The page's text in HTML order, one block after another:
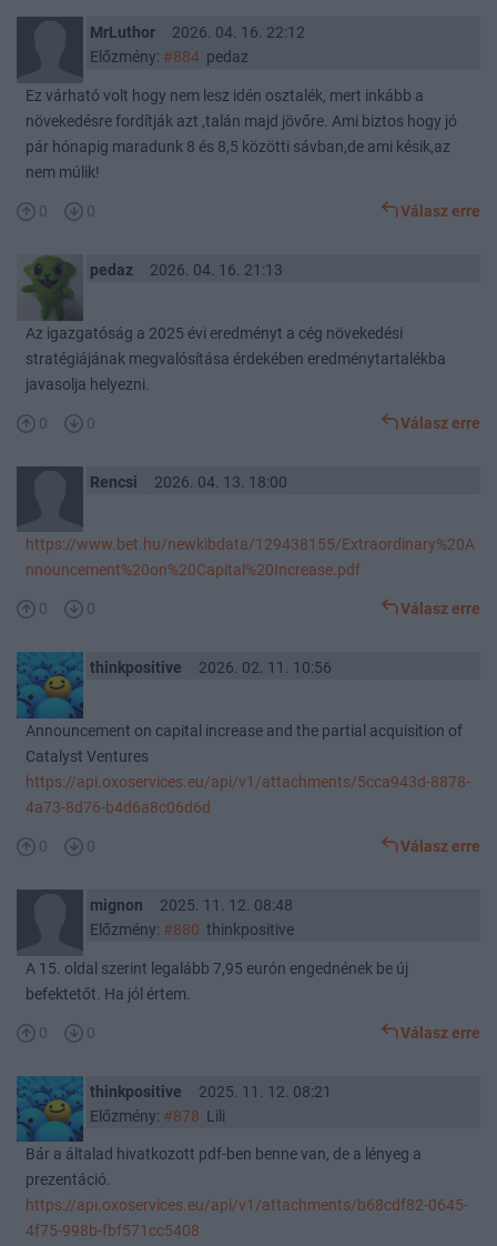
MrLuthor
2026. 04. 16. 22:12
Előzmény: #884pedaz
Ez várható volt hogy nem lesz idén osztalék, mert inkább a
növekedésre fordítják azt ,talán majd jövőre. Ami biztos hogy jó
pár hónapig maradunk 8 és 8,5 közötti sávban,de ami késik,az
nem múlik!
0 0 Válasz erre
pedaz 2026. 04. 16. 21:13
Az igazgatóság a 2025 évi eredményt a cég növekedési
stratégiájának megvalósítása érdekében eredménytartalékba
javasolja helyezni.
0 0 Válasz erre
Rencsi 2026. 04. 13. 18:00
https://www.bet.hu/newkibdata/129438155/Extraordinary%20A
nnouncement%20on%20Capital%20Increase.pdf
0 0 Válasz erre
thinkpositive 2026. 02. 11. 10:56
Announcement on capital increase and the partial acquisition of
Catalyst Ventures
https://api.oxoservices.eu/api/v1/attachments/5cca943d-8878-
4a73-8d76-b4d6a8c06d6d
0 0 Válasz erre
mignon
2025. 11. 12. 08:48
Előzmény: #880 thinkpositive
A 15. oldal szerint legalább 7,95 eurón engednének be új
befektetőt. Ha jól értem.
0 0 Válasz erre
thinkpositive
2025. 11. 12. 08:21
Előzmény: #878 Lili
Bár a általad hivatkozott pdf-ben benne van, de a lényeg a
prezentáció.
https://api.oxoservices.eu/api/v1/attachments/b68cdf82-0645-
4f75-998b-fbf571cc5408